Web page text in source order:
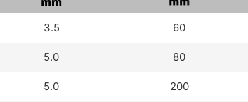
3.5 60
5.0 80
5.0 200